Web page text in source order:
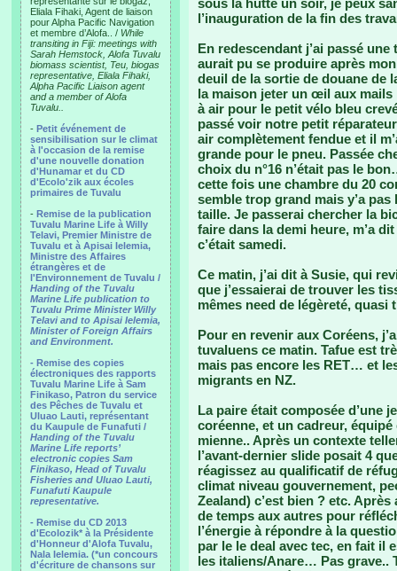
Eliala Fihaki, Agent de liaison
pour Alpha Pacific Navigation
et membre d’Alofa.. / While
transiting in Fiji: meetings with
Sarah Hemstock, Alofa Tuvalu
biomass scientist, Teu, biogas
representative, Eliala Fihaki,
Alpha Pacific Liaison agent
and a member of Alofa
Tuvalu..
- Petit événement de
sensibilisation sur le climat
à l'occasion de la remise
d'une nouvelle donation
d'Hunamar et du CD
d'Ecolo'zik aux écoles
primaires de Tuvalu
- Remise de la publication
Tuvalu Marine Life à Willy
Telavi, Premier Ministre de
Tuvalu et à Apisai Ielemia,
Ministre des Affaires
étrangères et de
l'Environnement de Tuvalu /
Handing of the Tuvalu
Marine Life publication to
Tuvalu Prime Minister Willy
Telavi and to Apisai Ielemia,
Minister of Foreign Affairs
and Environment.
- Remise des copies
électroniques des rapports
Tuvalu Marine Life à Sam
Finikaso, Patron du service
des Pêches de Tuvalu et
Uluao Lauti, représentant
du Kaupule de Funafuti /
Handing of the Tuvalu
Marine Life reports’
electronic copies Sam
Finikaso, Head of Tuvalu
Fisheries and Uluao Lauti,
Funafuti Kaupule
representative.
- Remise du CD 2013
d'Ecolozik* à la Présidente
d'Honneur d'Alofa Tuvalu,
Nala Ielemia. (*un concours
d'écriture de chansons sur
sous la hutte un soir, je peux
l’inauguration de la fin des
En redescendant j’ai passé
aurait pu se produire après
deuil de la sortie de douane de
la maison jeter un œil aux mails
à air pour le petit vélo bleu
passé voir notre petit
air complètement fendue et il
grande pour le pneu. Passée
choix du n°16 n’était pas le
cette fois une chambre du 20
semble trop grand mais y’a
taille. Je passerai chercher la
faire dans la demi heure, m’a
c’était samedi.
Ce matin, j’ai dit à Susie, qui
que j’essaierai de trouver les
mêmes need de légèreté,
Pour en revenir aux Coréens,
tuvaluens ce matin. Tafue est
mais pas encore les RET… et
migrants en NZ.
La paire était composée d’une
coréenne, et un cadreur,
mienne.. Après un contexte
l’avant-dernier slide posait 4
réagissez au qualificatif de
climat niveau gouvernement,
Zealand) c’est bien ? etc.
de temps aux autres pour
l’énergie à répondre à la
par le le deal avec tec, en fait il
les italiens/Anare… Pas grave..